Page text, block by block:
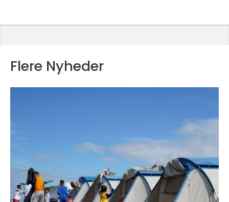
Flere Nyheder